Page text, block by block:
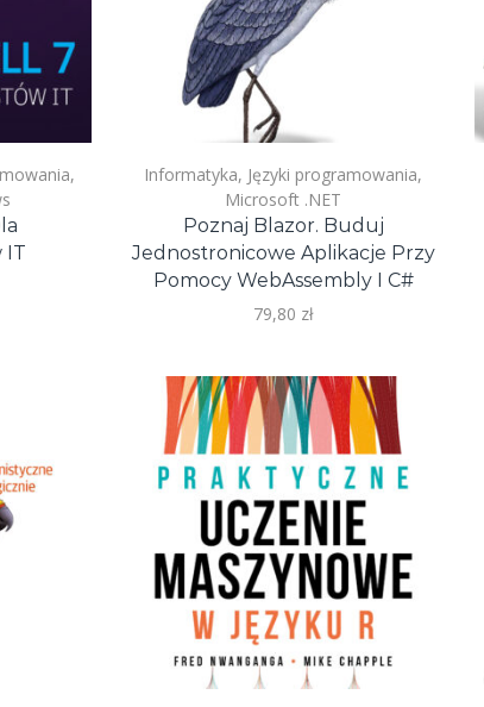
,
IT
Informatyka, Języki programowania,
Microsoft .NET
Poznaj Blazor. Buduj
Jednostronicowe Aplikacje Przy
Pomocy WebAssembly I C#
79,80 zł